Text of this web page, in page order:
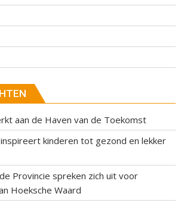
aan de Haven van de Toekomst
kinderen tot gezond en lekker
Provincie spreken zich uit voor
Hoeksche Waard